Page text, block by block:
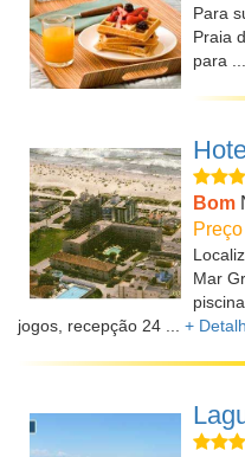
Para
Praia
para ...
Bom
Mar
jogos, recepção 24 ... +